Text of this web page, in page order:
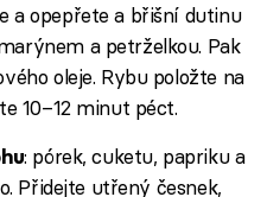
a opepřete a břišní dutinu
a petrželkou. Pak
oleje. Rybu položte na
10–12 minut péct.
: pórek, cuketu, papriku a
Přidejte utřený česnek,